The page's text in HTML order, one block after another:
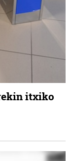
itxiko